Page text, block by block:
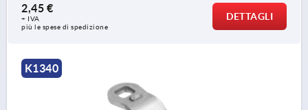
2,45 €
+ IVA
più le spese di spedizione
DETTAGLI
K1340